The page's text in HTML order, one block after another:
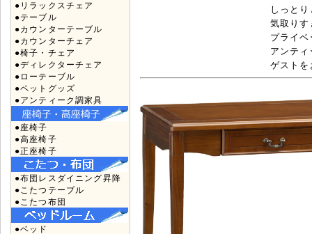
●リラックスチェア
●テーブル
●カウンターテーブル
●カウンターチェア
●椅子・チェア
●ディレクターチェア
●ローテーブル
●ペットグッズ
●アンティーク調家具
●座椅子
●高座椅子
●正座椅子
●布団レスダイニング昇降
●こたつテーブル
●こたつ布団
●ベッド
しっと
気取り
プライ
アンテ
ゲスト